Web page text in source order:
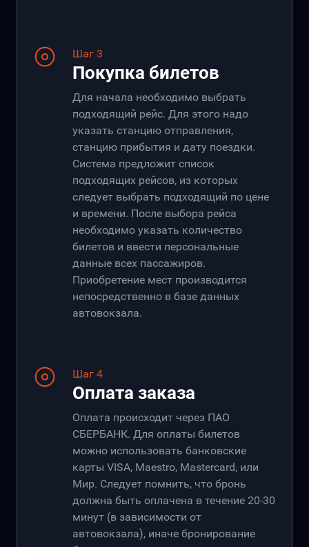
Шаг 3
Покупка билетов
Для начала необходимо выбрать
подходящий рейс. Для этого надо
указать станцию отправления,
станцию прибытия и дату поездки.
Система предложит список
подходящих рейсов, из которых
следует выбрать подходящий по цене
и времени. После выбора рейса
необходимо указать количество
билетов и ввести персональные
данные всех пассажиров.
Приобретение мест производится
непосредственно в базе данных
автовокзала.
Шаг 4
Оплата заказа
Оплата происходит через ПАО
СБЕРБАНК. Для оплаты билетов
можно использовать банковские
карты VISA, Maestro, Mastercard, или
Мир. Следует помнить, что бронь
должна быть оплачена в течение 20-30
минут (в зависимости от
автовокзала), иначе бронирование